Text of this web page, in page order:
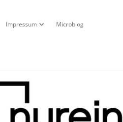
Menü öffnen
Impressum Dropdown-Menü öffnen
Microblog